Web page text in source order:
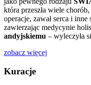
która przeszła wiele
operacje, zawał serca i inne
zawierzając medycynie
andyjskiemu – wyleczyła
zobacz więcej
Kuracje